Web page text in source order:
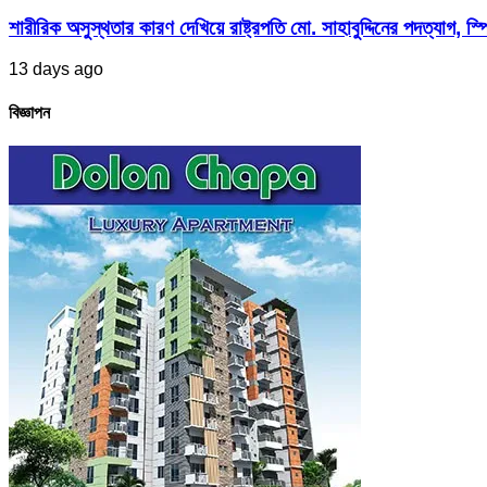
শারীরিক অসুস্থতার কারণ দেখিয়ে রাষ্ট্রপতি মো. সাহাবুদ্দিনের পদত্যাগ,
13 days ago
বিজ্ঞাপন